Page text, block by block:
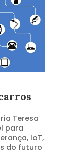
Teresa
para
IoT,
do futuro